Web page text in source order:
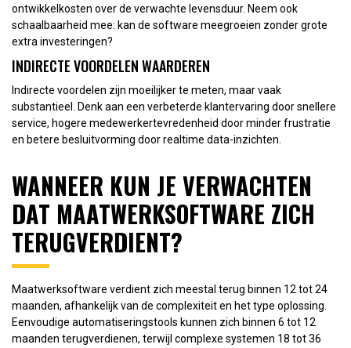
ontwikkelkosten over de verwachte levensduur. Neem ook
schaalbaarheid mee: kan de software meegroeien zonder grote
extra investeringen?
INDIRECTE VOORDELEN WAARDEREN
Indirecte voordelen zijn moeilijker te meten, maar vaak
substantieel. Denk aan een verbeterde klantervaring door snellere
service, hogere medewerkertevredenheid door minder frustratie
en betere besluitvorming door realtime data-inzichten.
WANNEER KUN JE VERWACHTEN
DAT MAATWERKSOFTWARE ZICH
TERUGVERDIENT?
Maatwerksoftware verdient zich meestal terug binnen 12 tot 24
maanden, afhankelijk van de complexiteit en het type oplossing.
Eenvoudige automatiseringstools kunnen zich binnen 6 tot 12
maanden terugverdienen, terwijl complexe systemen 18 tot 36